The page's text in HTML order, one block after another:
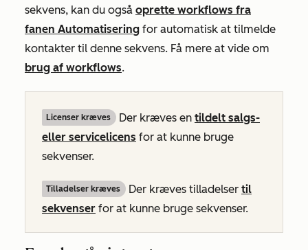
sekvens, kan du også oprette workflows fra
fanen Automatisering for automatisk at tilmelde
kontakter til denne sekvens. Få mere at vide om
brug af workflows.
Licenser kræves Der kræves en tildelt salgs-
eller servicelicens for at kunne bruge
sekvenser.
Tilladelser kræves Der kræves tilladelser til
sekvenser for at kunne bruge sekvenser.